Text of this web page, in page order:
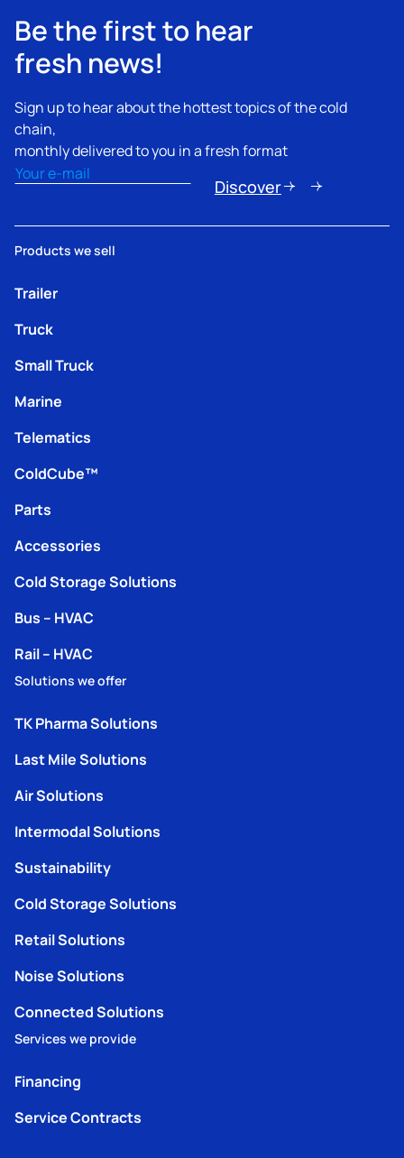
Be the first to hear
fresh news!
Sign up to hear about the hottest topics of the cold
chain,
monthly delivered to you in a fresh format
Email(Obligatorio)
Discover
Products we sell
Trailer
Truck
Small Truck
Marine
Telematics
ColdCube™
Parts
Accessories
Cold Storage Solutions
Bus – HVAC
Rail – HVAC
Solutions we offer
TK Pharma Solutions
Last Mile Solutions
Air Solutions
Intermodal Solutions
Sustainability
Cold Storage Solutions
Retail Solutions
Noise Solutions
Connected Solutions
Services we provide
Financing
Service Contracts